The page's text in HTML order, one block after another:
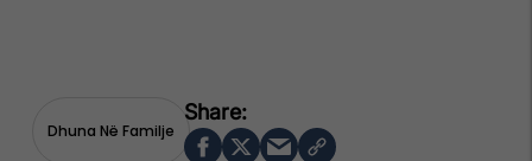
Dhuna Në Familje